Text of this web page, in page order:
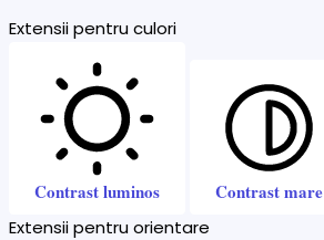
Extensii pentru culori
Contrast luminos Contrast mare
Extensii pentru orientare